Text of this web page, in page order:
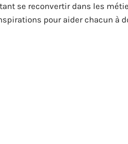
se reconvertir dans les
pour aider chacun à